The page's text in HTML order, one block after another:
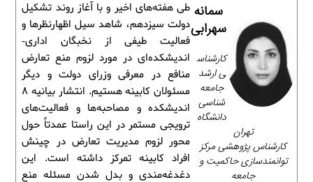
طی هفته‌های اخیر و با آغاز روند تشکیل
دولت سیزدهم، شاهد سیل اظهارنظرها و
فعالیت طیفی از نخبگان اداری-
اندیشکده‌ای در مورد لزوم منع تعارض
منافع در معرفی وزرای دولت و دیگر
مسئولان کابینه هستیم. انتشار بیانیه 8
اندیشکده و مصاحبه‌ها و فعالیت‌های
ترویجی مستمر در این راستا عمدتاً حول
محور لزوم مدیریت تعارض در چینش
افراد کابینه تمرکز داشته است. این
دغدغه‌مندی و بدل شدن مسئله منع
سمانه
سهرابی
کارشناس
ی ارشد
جامعه‌
شناسی
دانشگاه
تهران
کارشناس پژوهشی مرکز
توانمندسازی حاکمیت و
جامعه